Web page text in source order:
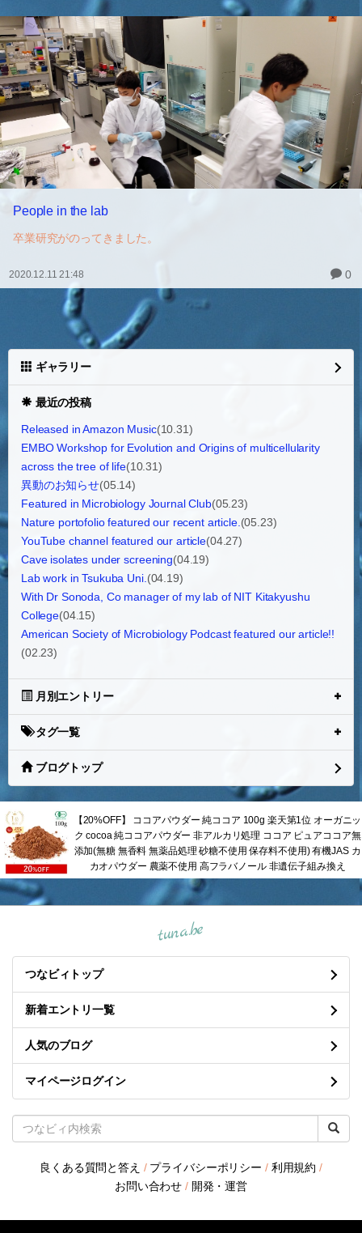
People in the lab
卒業研究がのってきました。
2020.12.11 21:48 0
ギャラリー
最近の投稿
Released in Amazon Music(10.31)
EMBO Workshop for Evolution and Origins of multicellularity
across the tree of life(10.31)
異動のお知らせ(05.14)
Featured in Microbiology Journal Club(05.23)
Nature portofolio featured our recent article. (05.23)
YouTube channel featured our article(04.27)
Cave isolates under screening(04.19)
Lab work in Tsukuba Uni. (04.19)
With Dr Sonoda, Co manager of my lab of NIT Kitakyushu
College(04.15)
American Society of Microbiology Podcast featured our article!!
(02.23)
月別エントリー
タグ一覧
ブログトップ
【20%OFF】 ココアパウダー 純ココア 100g 楽天第1位 オーガニッ
ク cocoa 純ココアパウダー 非アルカリ処理 ココア ピュアココア無
添加(無糖 無香料 無薬品処理 砂糖不使用 保存料不使用) 有機JAS カ
カオパウダー 農薬不使用 高フラバノール 非遺伝子組み換え
tuna.be
つなビィトップ
新着エントリ一覧
人気のブログ
マイページログイン
良くある質問と答え / プライバシーポリシー / 利用規約 /
お問い合わせ / 開発・運営